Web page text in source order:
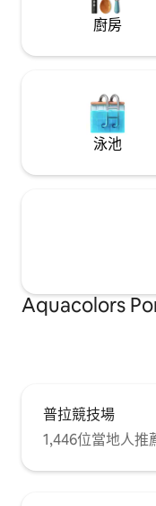
廚房
泳池
Aquacolors
普拉競技場
1,446位當地人推